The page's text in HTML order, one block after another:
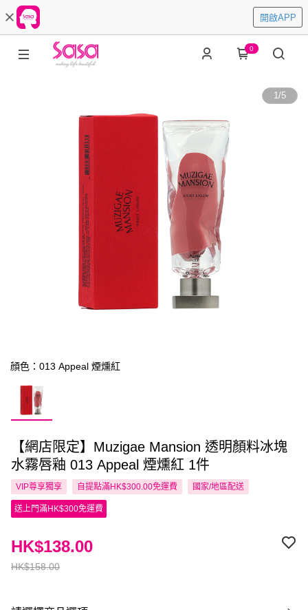
開啟APP
0
1/5
顔色：013 Appeal 煙燻紅
【網店限定】Muzigae Mansion 透明顏料冰塊
水霧唇釉 013 Appeal 煙燻紅 1件
VIP尊享獨享 自提點滿HK$300.00免運費 國家/地區配送
送上門滿HK$300免運費
HK$158.00
HK$138.00